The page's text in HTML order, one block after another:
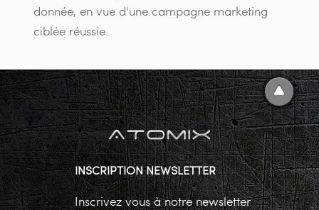
donnée, en vue d'une campagne marketing
ciblée réussie.
INSCRIPTION NEWSLETTER
Inscrivez vous à notre newsletter